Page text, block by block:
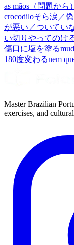
as mãos （問題か
crocodiloそら涙／
が悪い／ついてい
い切りやってのけ
傷口に塩を塗る
180度変わるnem
Master Brazilian
exercises, and